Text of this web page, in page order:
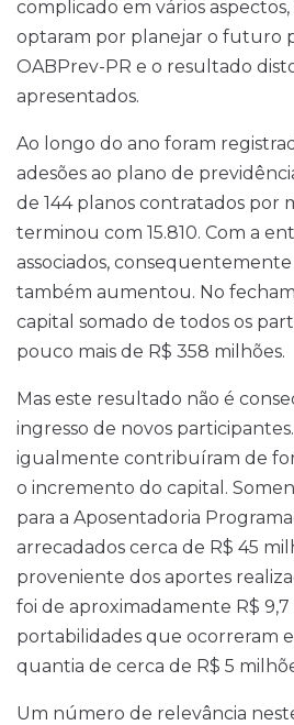
complicado em vários
optaram por planejar o futuro
OABPrev-PR e o resultado
apresentados.
Ao longo do ano foram
adesões ao plano de
de 144 planos contratados por
terminou com 15.810. Com a
associados,
também aumentou. No
capital somado de todos os
pouco mais de R$ 358 milhões.
Mas este resultado não é
ingresso de novos
igualmente contribuíram de
o incremento do capital.
para a Aposentadoria
arrecadados cerca de R$ 45
proveniente dos aportes
foi de aproximadamente R$ 9,7
portabilidades que ocorreram
quantia de cerca de R$ 5
Um número de relevância